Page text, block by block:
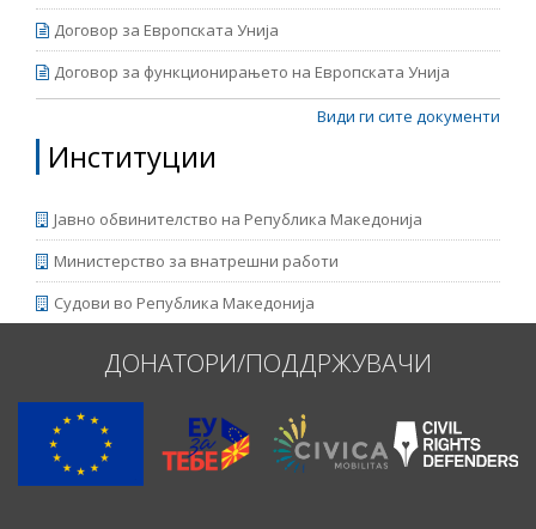
Договор за Европската Унија
Договор за функционирањето на Европската Унија
Види ги сите документи
Институции
Јавно обвинителство на Република Македонија
Министерство за внатрешни работи
Судови во Република Македонија
ДОНАТОРИ/ПОДДРЖУВАЧИ